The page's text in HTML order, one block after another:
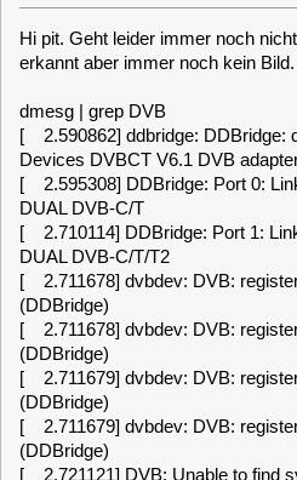
mit der Parallelimplementierung :-)
Ich werde mir die xxxx_attach() Symbol
anschauen.
Gruß,
Pit
P3f Posts: 1470
MLD 5.4 unstable DVB-MB und DVB-
« Reply #14 on:September 24, 2017, 15:19:04
HI Perlbo,
nun gibt es wieder ein dvb-mb Paket im
dich noch einmal um einen Test bitten :-)
Danke,
[ ]2 >>> MLD-5.x / Systems /